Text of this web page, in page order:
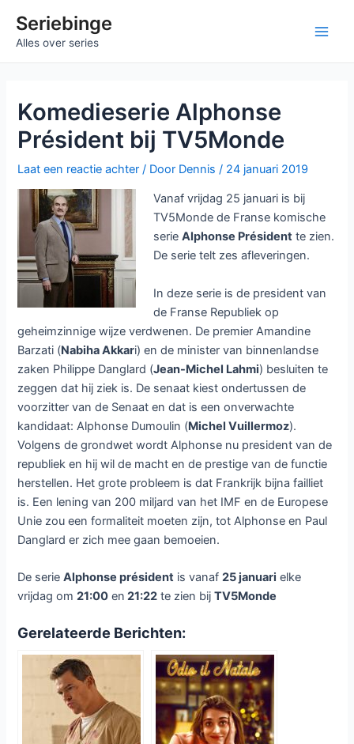
naarSeriebinge
Alles over series
Komedieserie Alphonse
Président bij TV5Monde
Laat een reactie achter / Door Dennis/ 24 januari 2019
Vanaf vrijdag 25 januari is bij
TV5Monde de Franse komische
serieAlphonse Président te zien.
De serie telt zes afleveringen.
In deze serie is de president van
de Franse Republiek op
geheimzinnige wijze verdwenen. De premier Amandine
Barzati (Nabiha Akkari) en de minister van binnenlandse
zaken Philippe Danglard (Jean-Michel Lahmi) besluiten te
zeggen dat hij ziek is. De senaat kiest ondertussen de
voorzitter van de Senaat en dat is een onverwachte
kandidaat: Alphonse Dumoulin (Michel Vuillermoz).
Volgens de grondwet wordt Alphonse nu president van de
republiek en hij wil de macht en de prestige van de functie
herstellen. Het grote probleem is dat Frankrijk bijna failliet
is. Een lening van 200 miljard van het IMF en de Europese
Unie zou een formaliteit moeten zijn, tot Alphonse en Paul
Danglard er zich mee gaan bemoeien.
De serieAlphonse président is vanaf25 januari elke
vrijdag om21:00 en 21:22 te zien bijTV5Monde
Gerelateerde Berichten: